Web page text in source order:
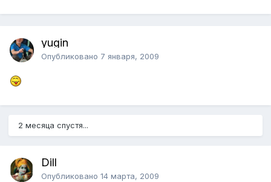
yugin
Опубликовано 7 января, 2009
2 месяца спустя...
Dill
Опубликовано 14 марта, 2009